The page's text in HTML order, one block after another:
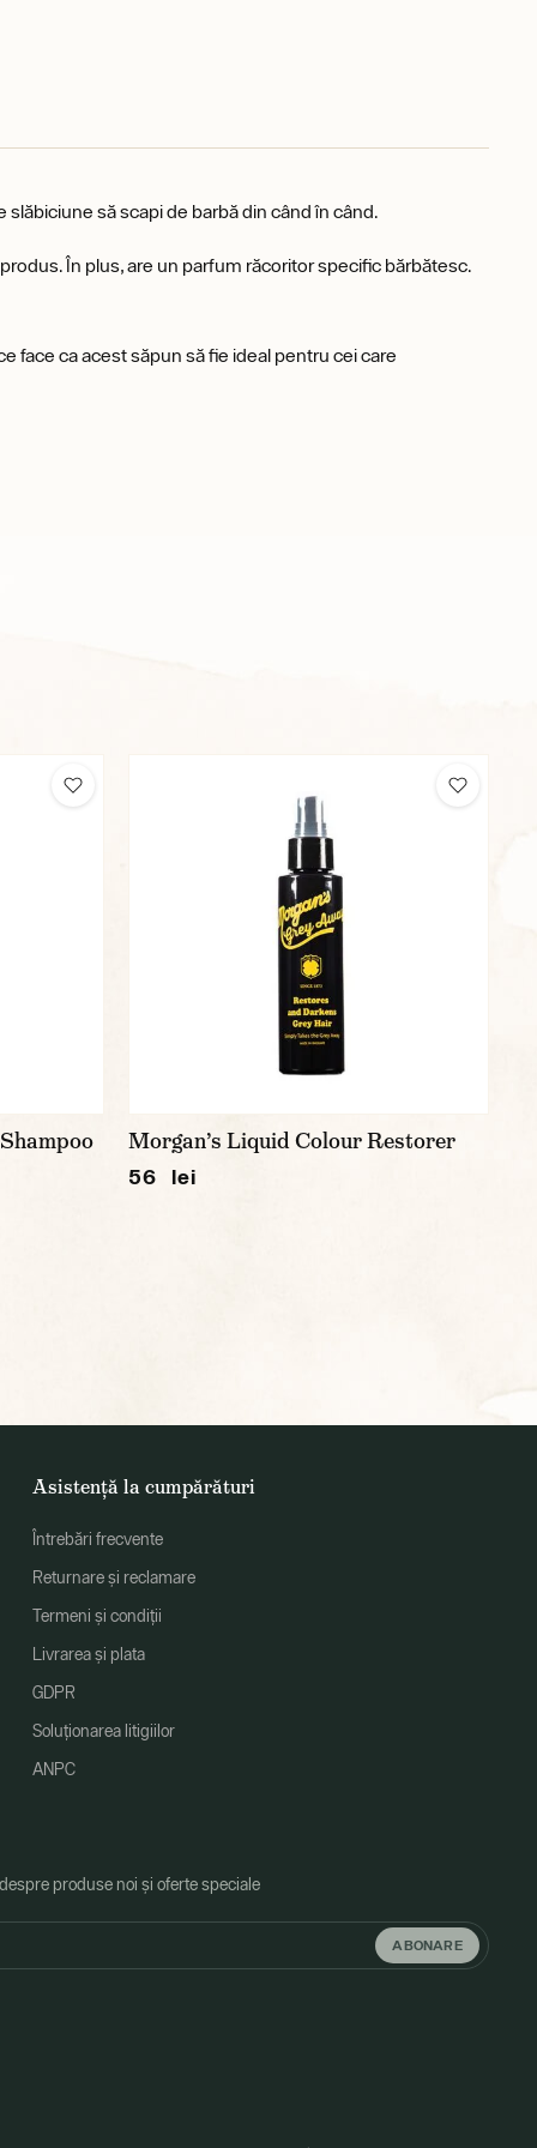
să scapi de barbă din când în când.
În plus, are un parfum răcoritor specific bărbătesc.
face ca acest săpun să fie ideal pentru cei care
Morgan’s Liquid Colour Restorer
56 lei
Asistență la cumpărături
Întrebări frecvente
Returnare și reclamare
Termeni și condiții
Livrarea și plata
GDPR
Soluționarea litigiilor
ANPC
produse noi și oferte speciale
ABONARE